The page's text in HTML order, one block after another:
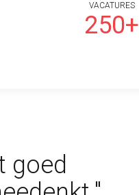
VACATURES
250+
goed